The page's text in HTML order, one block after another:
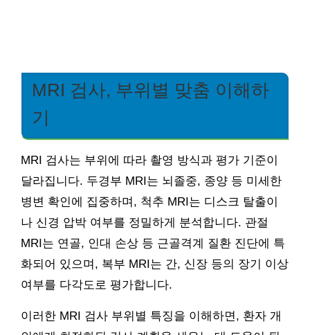
MRI 검사, 부위별 맞춤 이해하
기
MRI 검사는 부위에 따라 촬영 방식과 평가 기준이
달라집니다. 두경부 MRI는 뇌졸중, 종양 등 미세한
병변 확인에 집중하며, 척추 MRI는 디스크 탈출이
나 신경 압박 여부를 정밀하게 분석합니다. 관절
MRI는 연골, 인대 손상 등 근골격계 질환 진단에 특
화되어 있으며, 복부 MRI는 간, 신장 등의 장기 이상
여부를 다각도로 평가합니다.
이러한 MRI 검사 부위별 특징을 이해하면, 환자 개